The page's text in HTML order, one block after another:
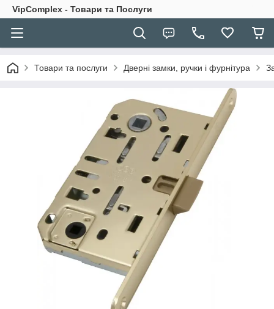
VipComplex - Товари та Послуги
Товари та послуги Дверні замки, ручки і фурнітура